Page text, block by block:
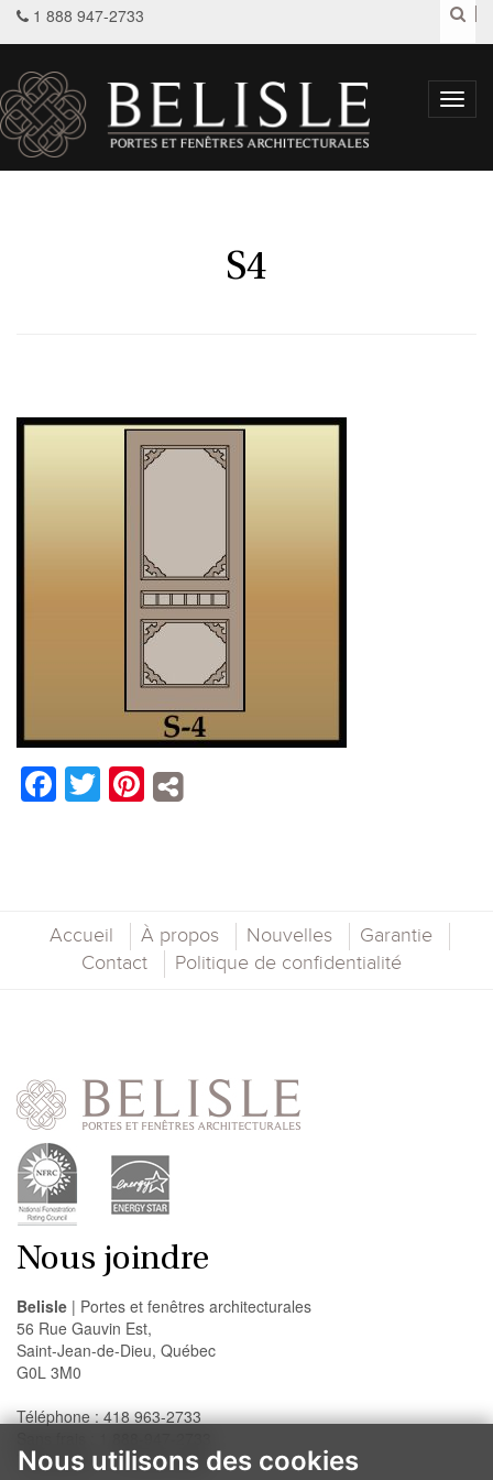
Nous utilisons des cookies
1 888 947-2733
S4
Facebook
TwitterPinterest
Accueil À propos Nouvelles
Garantie
Contact
Politique de confidentialité
Nous joindre
Belisle | Portes et fenêtres architecturales
56 Rue Gauvin Est,
Saint-Jean-de-Dieu, Québec
G0L 3M0
Téléphone : 418 963-2733
Télécopieur : 418 963-2200